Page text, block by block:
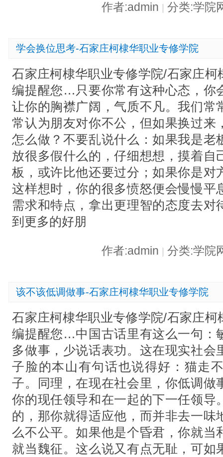
作者:admin 分类:学院
学会换位思考-石家庄柯棣华职业专修学院
石家庄柯棣华职业专修学院/石家庄
编提醒您…只要你常有这种心态，你
让你的胸襟广阔，气质不凡。我们常
常认为朋友对你不公，但如果换过来
怎么做？不要乱说什么：如果我是老
放很多假什么的，仔细想想，摸着自
板，或许比他还要过分；如果你是对
这样想时，你的很多愤怒便会慢慢平
需求和特点，拿出更理智的态度去对
到更多的好朋
作者:admin | 分类:学院
该不该低调做事-石家庄柯棣华职业专修学院
石家庄柯棣华职业专修学院/石家庄
编提醒您…中国古话里有这么一句：
多做事，少说话表功。这在现实社会
子脸的本山有句话也说得好：猫走
子。同理，在现在社会里，你低调做
你的现任领导和在一起的下一任领导
的，那你就得适应他，而并非去一味
么不公平。如果他是个昏君，你就当
就当魏征。这么说又有点无耻，可如